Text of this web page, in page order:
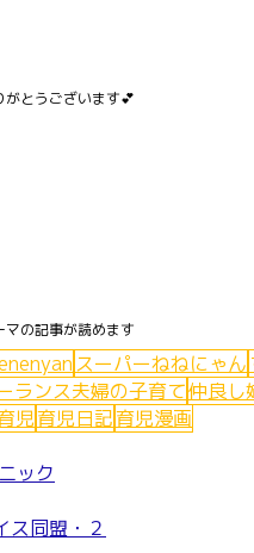
スーパーねねにゃん
ランス夫婦の子育て仲良し
児育児日記育児漫画
ック
ス同盟・２